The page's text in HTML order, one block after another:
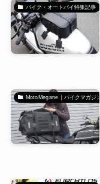
バイク・オートバイ特集記事
MotoMegane｜バイクマガジン